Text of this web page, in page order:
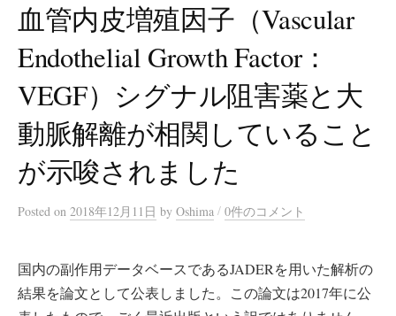
血管内皮増殖因子（Vascular
Endothelial Growth Factor：
VEGF）シグナル阻害薬と大
動脈解離が相関していること
が示唆されました
Posted on 2018年12月11日 by Oshima / 0件のコメント
国内の副作用データベースであるJADERを用いた解析の
結果を論文として公表しました。この論文は2017年に公